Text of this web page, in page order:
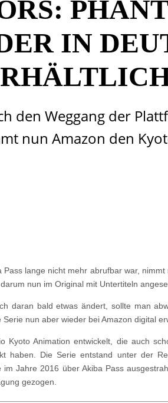
IN
den Weggang der
nun Amazon den
lange nicht mehr abrufbar war, nimmt
nun im Original mit Untertiteln
daran bald etwas ändert, sollte man
nun aber wieder bei Amazon digital
Kyoto Animation entwickelt, die auch
haben. Die Serie entstand unter der
Jahre 2016 über Akiba Pass
gezogen.